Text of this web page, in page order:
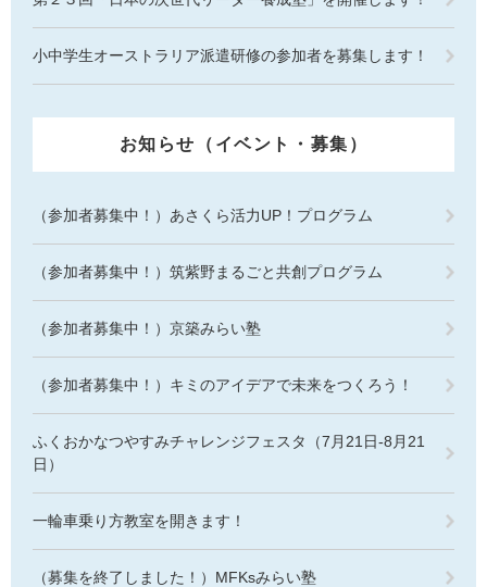
小中学生オーストラリア派遣研修の参加者を募集します！
お知らせ（イベント・募集）
（参加者募集中！）あさくら活力UP！プログラム
（参加者募集中！）筑紫野まるごと共創プログラム
（参加者募集中！）京築みらい塾
（参加者募集中！）キミのアイデアで未来をつくろう！
ふくおかなつやすみチャレンジフェスタ（7月21日-8月21
日）
一輪車乗り方教室を開きます！
（募集を終了しました！）MFKsみらい塾